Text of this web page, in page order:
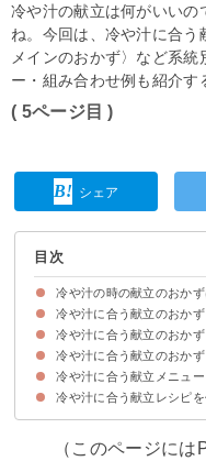
冷や汁の献立は何がいいの
ね。今回は、冷や汁に合う
メインのおかず〉など系
ー・組み合わせ例も紹介す
( 5ページ目 )
シェア
目次
冷や汁の時の献立のおかず
冷や汁に合う献立のおかず
①夏野菜のカレーマリネ
②なすの焼きびたし
③出汁がけ冷奴
④夏におすすめのうざく
冷や汁に合う献立のおかず
①タコのだしサラダ
②玉ねぎとトマトの塩こ
③ツナと切干大根のサラダ
④豆腐のさっぱりサラダ
⑤ポテトサラダ
冷や汁に合う献立のおか
①なすと鶏肉の照り焼き
②みょうがの柚子胡椒炒
③鮭の南蛮漬け
④豚しゃぶのおろし和え
⑤豚のはちみつ味噌漬け
⑥から揚げのみぞれ和え
冷や汁に合う献立メニュ
献立メニュー例①栄養満
献立メニュー例②冷や汁
献立メニュー例③冷や汁
冷や汁に合う献立レシピを
（このページには